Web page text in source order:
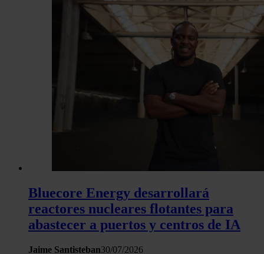
Bluecore Energy desarrollará
reactores nucleares flotantes para
abastecer a puertos y centros de IA
Jaime Santisteban30/07/2026